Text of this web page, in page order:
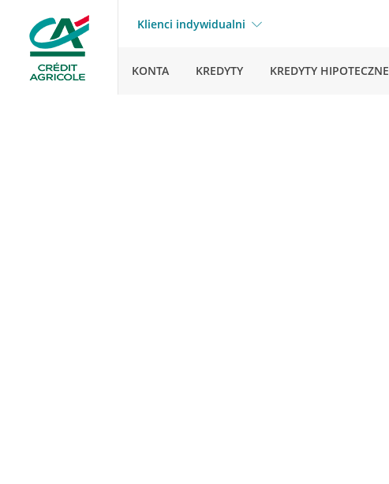
Klienci indywidualni
KONTA KREDYTY KREDYTY HIPOTECZNE